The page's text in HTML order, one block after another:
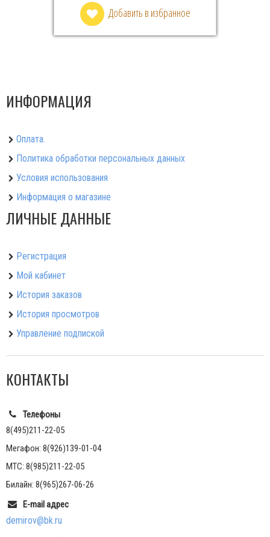
Добавить в избранное
ИНФОРМАЦИЯ
Оплата.
Политика обработки персональных данных
Условия использования
Информация о магазине
ЛИЧНЫЕ ДАННЫЕ
Регистрация
Мой кабинет
История заказов
История просмотров
Управление подпиской
КОНТАКТЫ
Телефоны
8(495)211-22-05
Мегафон: 8(926)139-01-04
МТС: 8(985)211-22-05
Билайн: 8(965)267-06-26
E-mail адрес
demirov@bk.ru